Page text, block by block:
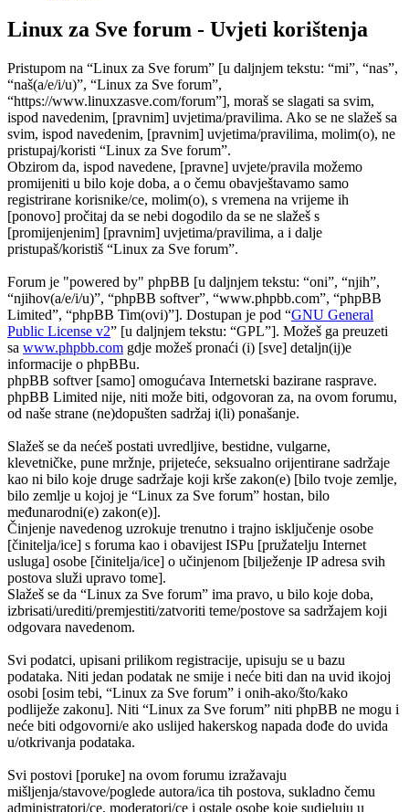
Linux za Sve forum - Uvjeti korištenja
Pristupom na “Linux za Sve forum” [u daljnjem tekstu: “mi”, “nas”,
“naš(a/e/i/u)”, “Linux za Sve forum”,
“https://www.linuxzasve.com/forum”], moraš se slagati sa svim,
ispod navedenim, [pravnim] uvjetima/pravilima. Ako se ne slažeš sa
svim, ispod navedenim, [pravnim] uvjetima/pravilima, molim(o), ne
pristupaj/koristi “Linux za Sve forum”.
Obzirom da, ispod navedene, [pravne] uvjete/pravila možemo
promijeniti u bilo koje doba, a o čemu obavještavamo samo
registrirane korisnike/ce, molim(o), s vremena na vrijeme ih
[ponovo] pročitaj da se nebi dogodilo da se ne slažeš s
[promijenjenim] [pravnim] uvjetima/pravilima, a i dalje
pristupaš/koristiš “Linux za Sve forum”.
Forum je "powered by" phpBB [u daljnjem tekstu: “oni”, “njih”,
“njihov(a/e/i/u)”, “phpBB softver”, “www.phpbb.com”, “phpBB
Limited”, “phpBB Tim(ovi)”]. Dostupan je pod “GNU General
Public License v2” [u daljnjem tekstu: “GPL”]. Možeš ga preuzeti
sa www.phpbb.com gdje možeš pronaći (i) [sve] detaljn(ij)e
informacije o phpBBu.
phpBB softver [samo] omogućava Internetski bazirane rasprave.
phpBB Limited nije, niti može biti, odgovoran za, na ovom forumu,
od naše strane (ne)dopušten sadržaj i(li) ponašanje.
Slažeš se da nećeš postati uvredljive, bestidne, vulgarne,
klevetničke, pune mržnje, prijeteće, seksualno orijentirane sadržaje
kao ni bilo koje druge sadržaje koji krše zakon(e) [bilo tvoje zemlje,
bilo zemlje u kojoj je “Linux za Sve forum” hostan, bilo
međunarodni(e) zakon(e)].
Činjenje navedenog uzrokuje trenutno i trajno isključenje osobe
[činitelja/ice] s foruma kao i obavijest ISPu [pružatelju Internet
usluga] osobe [činitelja/ice] o učinjenom [bilježenje IP adresa svih
postova služi upravo tome].
Slažeš se da “Linux za Sve forum” ima pravo, u bilo koje doba,
izbrisati/urediti/premjestiti/zatvoriti teme/postove sa sadržajem koji
odgovara navedenom.
Svi podatci, upisani prilikom registracije, upisuju se u bazu
podataka. Niti jedan podatak ne smije i neće biti dan na uvid ikojoj
osobi [osim tebi, “Linux za Sve forum” i onih-ako/što/kako
podliježe zakonu]. Niti “Linux za Sve forum” niti phpBB ne mogu i
neće biti odgovorni/e ako uslijed hakerskog napada dođe do uvida
u/otkrivanja podataka.
Svi postovi [poruke] na ovom forumu izražavaju
mišljenja/stavove/poglede autora/ica tih postova, sukladno čemu
administratori/ce, moderatori/ce i ostale osobe koje sudjeluju u